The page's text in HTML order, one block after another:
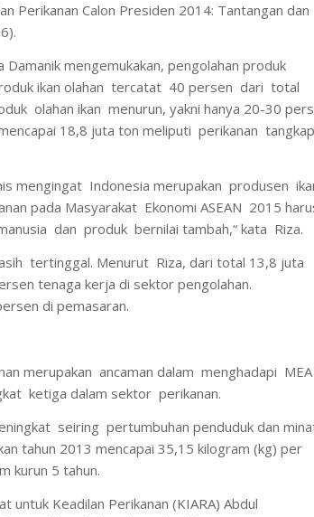
Perikanan Calon Presiden 2014: Tantangan dan
Damanik mengemukakan, pengolahan produk
ikan olahan tercatat 40 persen dari total
olahan ikan menurun, yakni hanya 20-30
18,8 juta ton meliputi perikanan
mengingat Indonesia merupakan produsen
pada Masyarakat Ekonomi ASEAN 2015
dan produk bernilai tambah,“ kata Riza.
tertinggal. Menurut Riza, dari total 13,8 juta
tenaga kerja di sektor pengolahan.
di pemasaran.
merupakan ancaman dalam menghadapi MEA
ketiga dalam sektor perikanan.
seiring pertumbuhan penduduk dan
tahun 2013 mencapai 35,15 kilogram (kg) per
kurun 5 tahun.
untuk Keadilan Perikanan (KIARA) Abdul